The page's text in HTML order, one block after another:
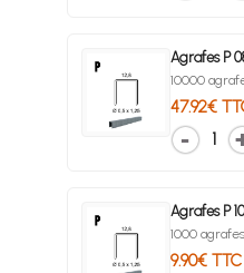
Agrafes P
10000
47.92€
1
Agrafes P
1000 agrafes
9.90€ TTC